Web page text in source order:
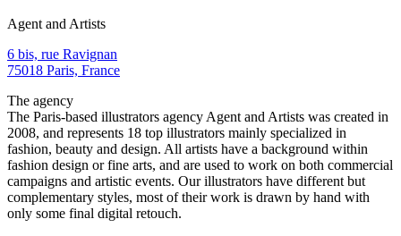
Agent and Artists
6 bis, rue Ravignan
75018 Paris, France
The agency
The Paris-based illustrators agency Agent and Artists was created in
2008, and represents 18 top illustrators mainly specialized in
fashion, beauty and design. All artists have a background within
fashion design or fine arts, and are used to work on both commercial
campaigns and artistic events. Our illustrators have different but
complementary styles, most of their work is drawn by hand with
only some final digital retouch.